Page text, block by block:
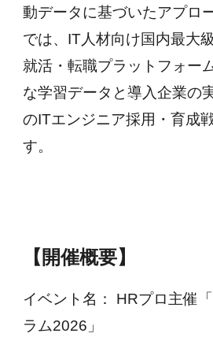
動データに基づいたアプロ
では、IT人材向け国内最大
就活・転職プラットフォー
な学習データと導入企業の
のITエンジニア採用・育成
す。
【開催概要】
イベント名： HRプロ主催
ラム2026」